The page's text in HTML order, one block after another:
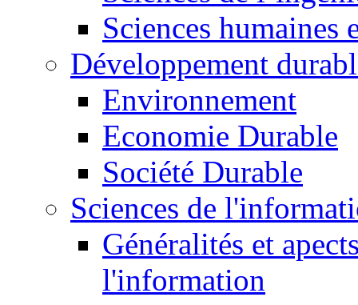
Sciences humaines
Développement
Environnement
Economie Durable
Société Durable
Sciences de
Généralités et
l'information